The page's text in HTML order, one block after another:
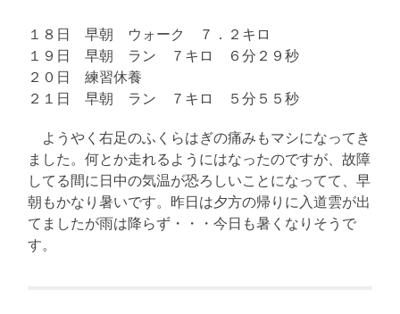
１８日 早朝 ウォーク ７．２キロ
１９日 早朝 ラン ７キロ ６分２９秒
２０日 練習休養
２１日 早朝 ラン ７キロ ５分５５秒
ようやく右足のふくらはぎの痛みもマシになってき
ました。何とか走れるようにはなったのですが、故障
してる間に日中の気温が恐ろしいことになってて、早
朝もかなり暑いです。昨日は夕方の帰りに入道雲が出
てましたが雨は降らず・・・今日も暑くなりそうで
す。